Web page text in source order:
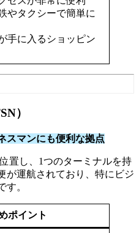
やタクシーで簡単に
手に入るショッピン
）
スマンにも便利な拠点
置し、1つのターミナルを持
が運航されており、特にビジ
す。
ポイント